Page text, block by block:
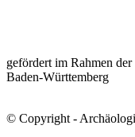
gefördert im Rahmen
Baden-Württemberg
© Copyright -